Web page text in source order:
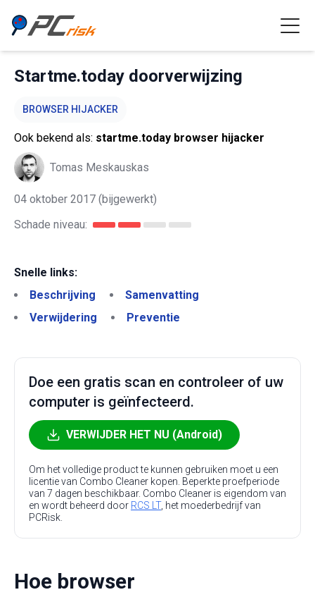
Startme.today doorverwijzing
BROWSER HIJACKER
Ook bekend als: startme.today browser hijacker
Tomas Meskauskas
04 oktober 2017 (bijgewerkt)
Schade niveau:
Snelle links:
Beschrijving
Samenvatting
Verwijdering
Preventie
Doe een gratis scan en controleer of uw
computer is geïnfecteerd.
VERWIJDER HET NU (Android)
Om het volledige product te kunnen gebruiken moet u een
licentie van Combo Cleaner kopen. Beperkte proefperiode
van 7 dagen beschikbaar. Combo Cleaner is eigendom van
en wordt beheerd door RCS LT, het moederbedrijf van
PCRisk.
Hoe browser